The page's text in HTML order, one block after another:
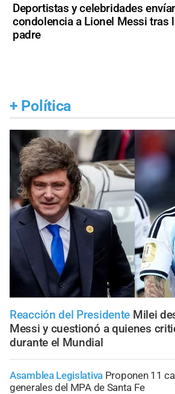
Deportistas y celebridades
condolencia a Lionel Messi tras
padre
+ Política
Reacción del Presidente Milei
Messi y cuestionó a quienes
durante el Mundial
Asamblea Legislativa Proponen 11
generales del MPA de Santa Fe